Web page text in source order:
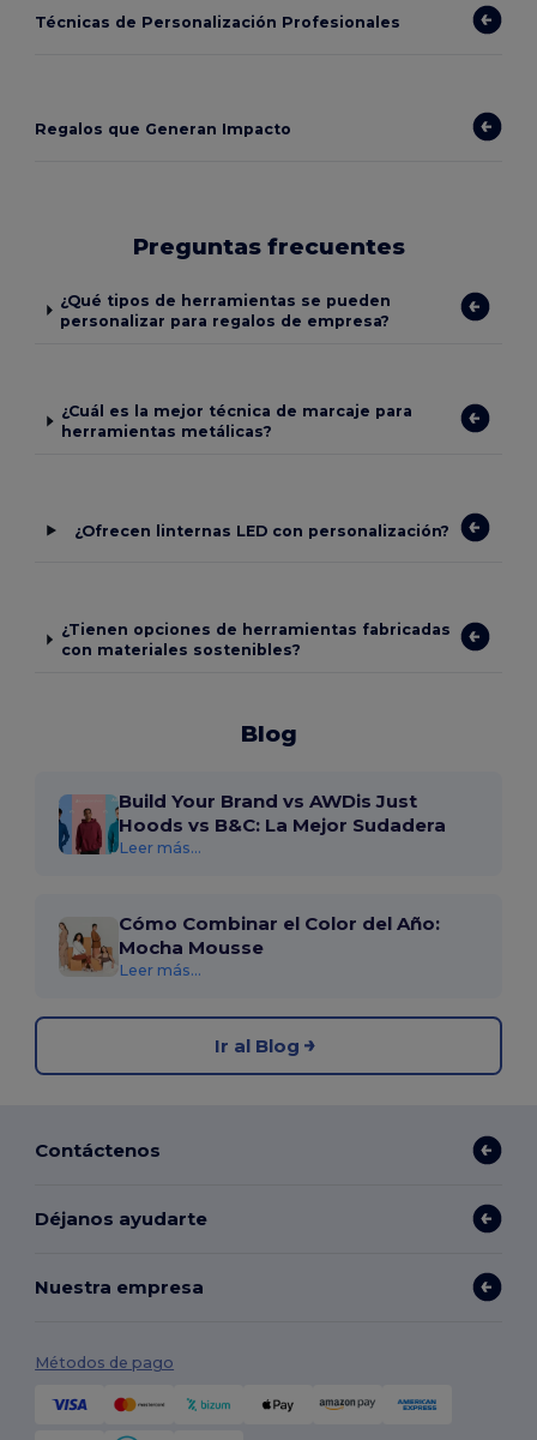
Técnicas de Personalización Profesionales
Regalos que Generan Impacto
Preguntas frecuentes
¿Qué tipos de herramientas se pueden
personalizar para regalos de empresa?
¿Cuál es la mejor técnica de marcaje para
herramientas metálicas?
¿Ofrecen linternas LED con personalización?
¿Tienen opciones de herramientas fabricadas
con materiales sostenibles?
Blog
Build Your Brand vs AWDis Just
Hoods vs B&C: La Mejor Sudadera
Leer más...
Cómo Combinar el Color del Año:
Mocha Mousse
Leer más...
Ir al Blog
Contáctenos
Déjanos ayudarte
Nuestra empresa
Métodos de pago